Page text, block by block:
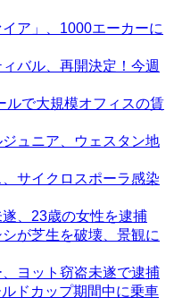
ア」、1000エーカーに
バル、再開決定！今週
ルで大規模オフィスの賃
ュニア、ウェスタン地
サイクロスポーラ感染
、23歳の女性を逮捕
が芝生を破壊、景観に
ヨット窃盗未遂で逮捕
ドカップ期間中に乗車